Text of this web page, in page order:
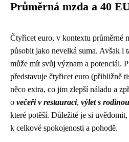
Průměrná mzda a 40
Čtyřicet euro, v kontextu průměrné
působit jako nevelká suma. Avšak i
může mít svůj význam a potenciál.
představuje čtyřicet euro (přibližně
něco extra, co jim zlepší náladu a
o večeři v restauraci, výlet s rodinou
které potěší. Důležité je si
k celkové spokojenosti a pohodě.